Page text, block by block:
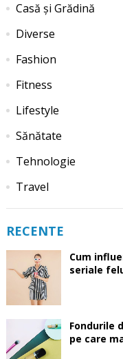
Casă și Grădină
Diverse
Fashion
Fitness
Lifestyle
Sănătate
Tehnologie
Travel
RECENTE
Cum
seriale
Fondurile
pe care